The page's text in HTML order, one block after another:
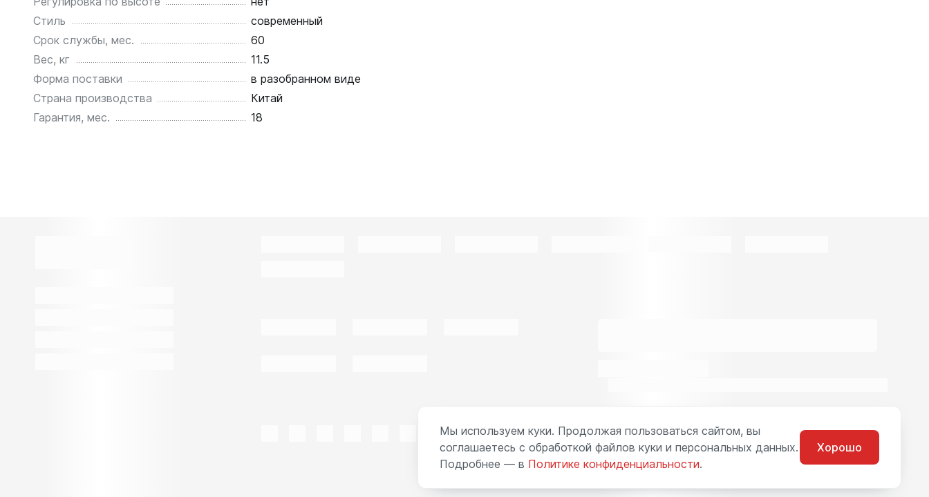
Стиль
современный
Срок службы, мес.
60
Вес, кг
11.5
Форма поставки
в разобранном виде
Страна производства
Китай
Гарантия, мес.
18
Мы используем куки. Продолжая пользоваться сайтом, вы
соглашаетесь с обработкой файлов куки и персональных данных.
Подробнее — в Политике конфиденциальности.
Хорошо